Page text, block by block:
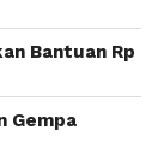
Bantuan Rp
Gempa